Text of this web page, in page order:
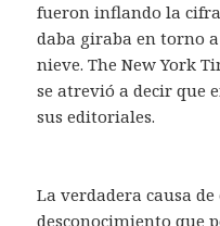
fueron inflando la
daba giraba en torno
nieve. The New York
se atrevió a decir que
sus editoriales.
La verdadera causa de
desconocimiento que